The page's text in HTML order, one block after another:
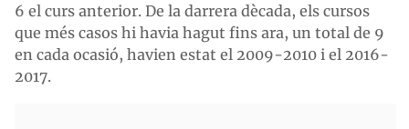
6 el curs anterior. De la darrera dècada, els cursos
que més casos hi havia hagut fins ara, un total de 9
en cada ocasió, havien estat el 2009-2010 i el 2016-
2017.